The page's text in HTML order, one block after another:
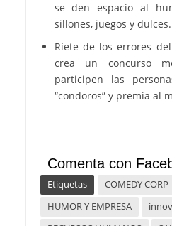
se den espacio al
sillones, juegos y dulces.
Ríete de los errores
crea un concurso
participen las
“condoros” y premia al
Comenta con
Etiquetas COMEDY CORP
HUMOR Y EMPRESA